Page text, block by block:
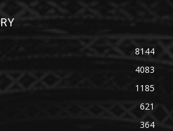
8144
4083
1185
621
364